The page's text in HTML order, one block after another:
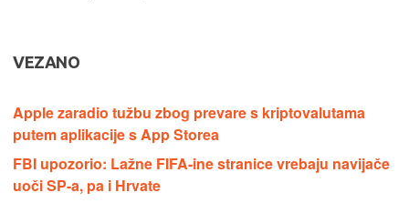
VEZANO
Apple zaradio tužbu zbog prevare s kriptovalutama
putem aplikacije s App Storea
FBI upozorio: Lažne FIFA-ine stranice vrebaju navijače
uoči SP-a, pa i Hrvate